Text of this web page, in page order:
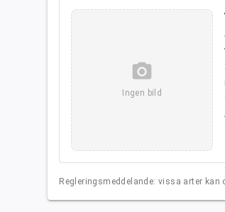
camera_alt
Ingen bild
Regleringsmeddelande: vissa arter